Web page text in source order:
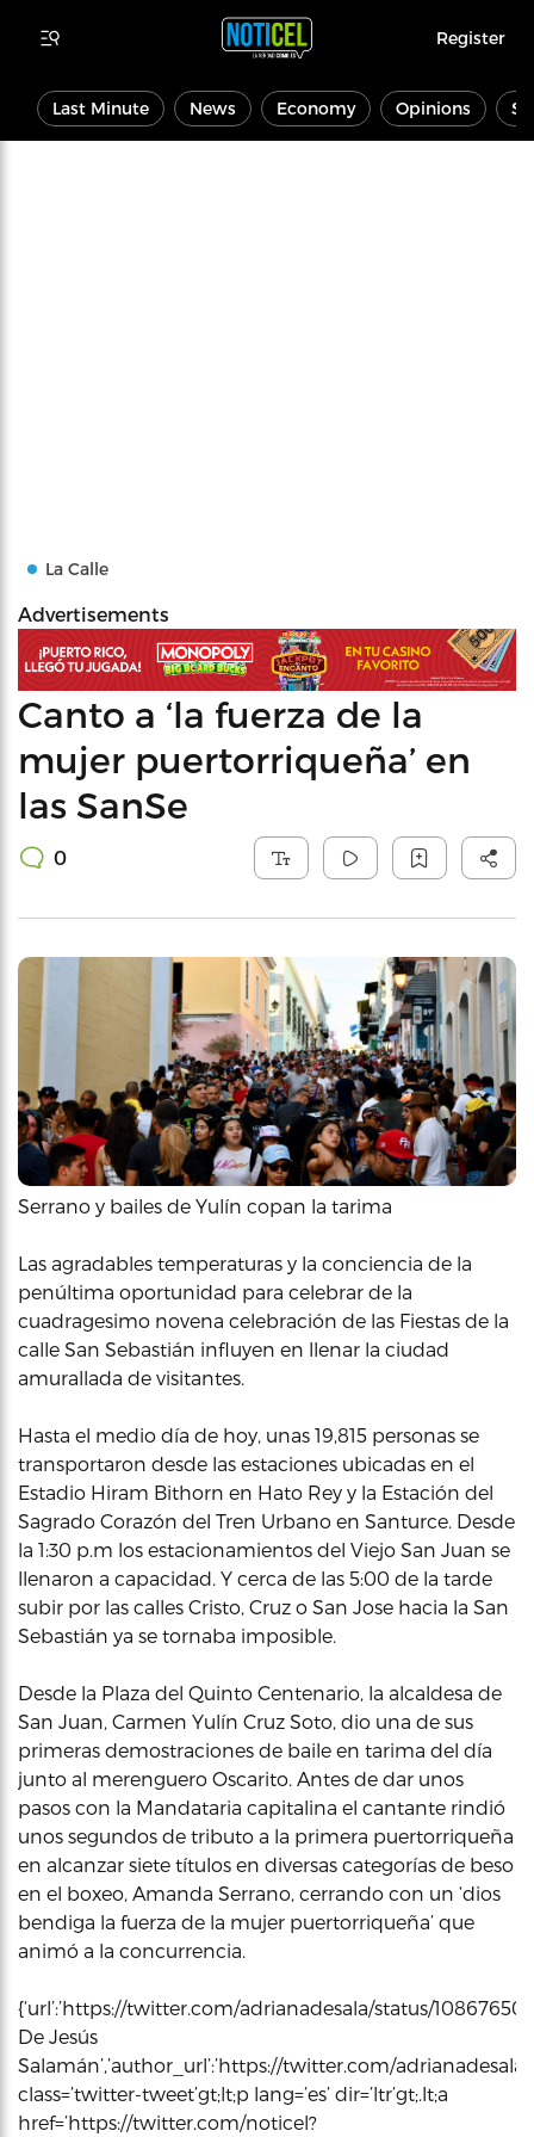
Register
Last Minute News Economy Opinions
La Calle
Advertisements
Canto a ‘la fuerza de la
mujer puertorriqueña’ en
las SanSe
0
Serrano y bailes de Yulín copan la tarima
Las agradables temperaturas y la conciencia de la
penúltima oportunidad para celebrar de la
cuadragesimo novena celebración de las Fiestas de la
calle San Sebastián influyen en llenar la ciudad
amurallada de visitantes.
Hasta el medio día de hoy, unas 19,815 personas se
transportaron desde las estaciones ubicadas en el
Estadio Hiram Bithorn en Hato Rey y la Estación del
Sagrado Corazón del Tren Urbano en Santurce. Desde
la 1:30 p.m los estacionamientos del Viejo San Juan se
llenaron a capacidad. Y cerca de las 5:00 de la tarde
subir por las calles Cristo, Cruz o San Jose hacia la San
Sebastián ya se tornaba imposible.
Desde la Plaza del Quinto Centenario, la alcaldesa de
San Juan, Carmen Yulín Cruz Soto, dio una de sus
primeras demostraciones de baile en tarima del día
junto al merenguero Oscarito. Antes de dar unos
pasos con la Mandataria capitalina el cantante rindió
unos segundos de tributo a la primera puertorriqueña
en alcanzar siete títulos en diversas categorías de beso
en el boxeo, Amanda Serrano, cerrando con un ‘dios
bendiga la fuerza de la mujer puertorriqueña’ que
animó a la concurrencia.
{‘url’:’https://twitter.com/adrianadesala/status/
De Jesús
Salamán’,’author_url’:’https://twitter.com/
class=’twitter-tweet’gt;lt;p lang=’es’ dir=’ltr’gt;.lt;a
href=’https://twitter.com/noticel?